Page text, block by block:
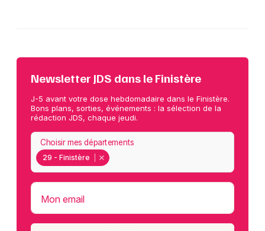
Newsletter JDS dans le Finistère
J-5 avant votre dose hebdomadaire dans le Finistère.
Bons plans, sorties, événements : la sélection de la
rédaction JDS, chaque jeudi.
29 - Finistère
Choisir mes départements
Mon email